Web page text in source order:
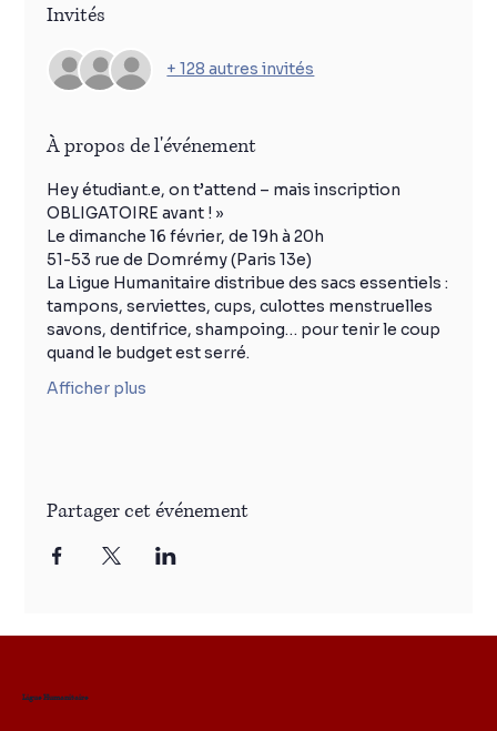
Invités
+ 128 autres invités
À propos de l'événement
Hey étudiant.e, on t’attend – mais inscription
OBLIGATOIRE avant ! »
Le dimanche 16 février, de 19h à 20h
51-53 rue de Domrémy (Paris 13e)
La Ligue Humanitaire distribue des sacs essentiels :
tampons, serviettes, cups, culottes menstruelles
savons, dentifrice, shampoing… pour tenir le coup
quand le budget est serré.
Afficher plus
Partager cet événement
Ligue Humanitaire